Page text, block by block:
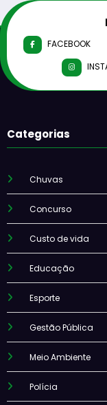
FACEBOOK
Categorias
Chuvas
Concurso
Custo de vida
Educação
Esporte
Gestão Pública
Meio Ambiente
Polícia